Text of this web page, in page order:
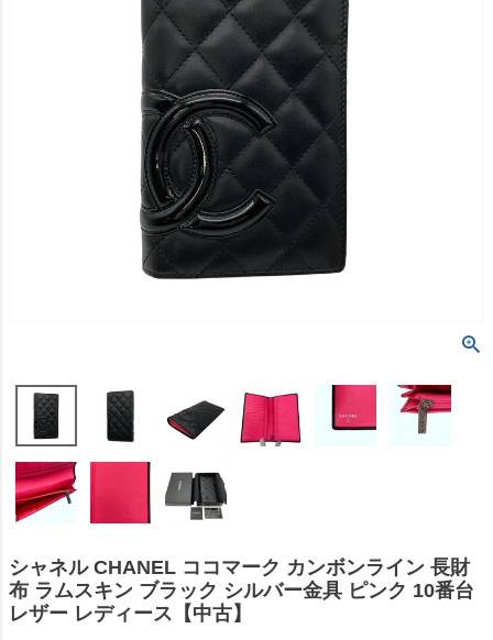
シャネル CHANEL ココマーク カンボンライン 長財
布 ラムスキン ブラック シルバー金具 ピンク 10番台
レザー レディース【中古】